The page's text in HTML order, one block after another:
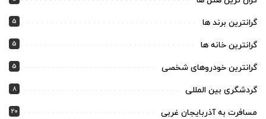
گرانترین برند ها 5
گرانترین خانه ها 5
گرانترین خودروهای شخصی 5
گردشگری بین المللی 8
مسافرت به آذربایجان غربی 20